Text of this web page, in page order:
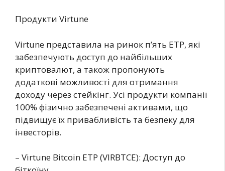
Продукти Virtune
Virtune представила на ринок п’ять ETP, які
забезпечують доступ до найбільших
криптовалют, а також пропонують
додаткові можливості для отримання
доходу через стейкінг. Усі продукти компанії
100% фізично забезпечені активами, що
підвищує їх привабливість та безпеку для
інвесторів.
– Virtune Bitcoin ETP (VIRBTCE): Доступ до